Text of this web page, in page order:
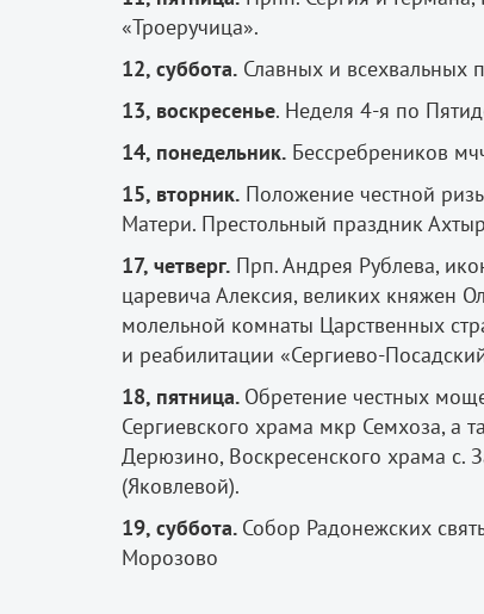
«Троеручица».
12, суббота. Славных и всехвальных
13, воскресенье. Неделя 4-я по
14, понедельник. Бессребреников
15, вторник. Положение честной
Матери. Престольный праздник
17, четверг. Прп. Андрея Рублева,
царевича Алексия, великих княжен
молельной комнаты Царственных
и реабилитации «Сергиево-
18, пятница. Обретение честных
Сергиевского храма мкр Семхоза, а
Дерюзино, Воскресенского храма с.
(Яковлевой).
19, суббота. Собор Радонежских
Морозово